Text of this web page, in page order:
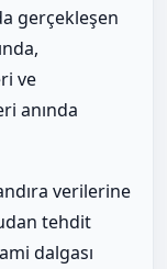
gerçekleşen
ve
anında
verilerine
tehdit
dalgası